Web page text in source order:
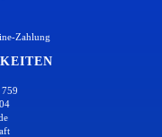
Zahlung